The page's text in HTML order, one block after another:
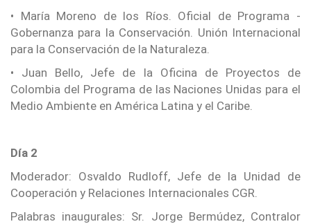
• María Moreno de los Ríos. Oficial de Programa -
Gobernanza para la Conservación. Unión Internacional
para la Conservación de la Naturaleza.
• Juan Bello, Jefe de la Oficina de Proyectos de
Colombia del Programa de las Naciones Unidas para el
Medio Ambiente en América Latina y el Caribe.
Día 2
Moderador: Osvaldo Rudloff, Jefe de la Unidad de
Cooperación y Relaciones Internacionales CGR.
Palabras inaugurales: Sr. Jorge Bermúdez, Contralor